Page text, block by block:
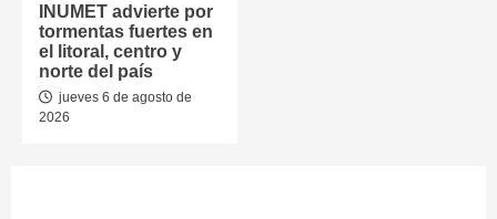
INUMET advierte por
tormentas fuertes en
el litoral, centro y
norte del país
jueves 6 de agosto de
2026